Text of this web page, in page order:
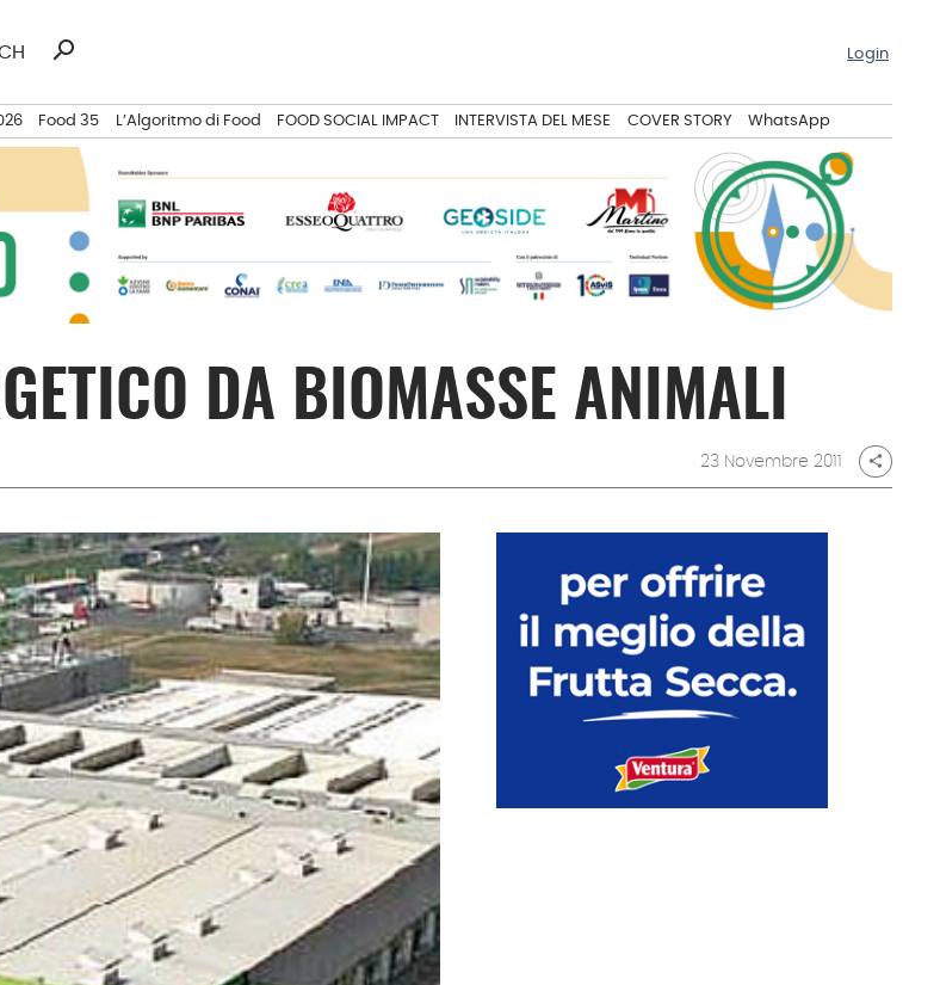
Ricerca
search Login
Food 35 L’Algoritmo di Food FOOD SOCIAL IMPACT INTERVISTA DEL MESE COVER STORY WhatsApp
DA BIOMASSE ANIMALI
23 Novembre 2011 share